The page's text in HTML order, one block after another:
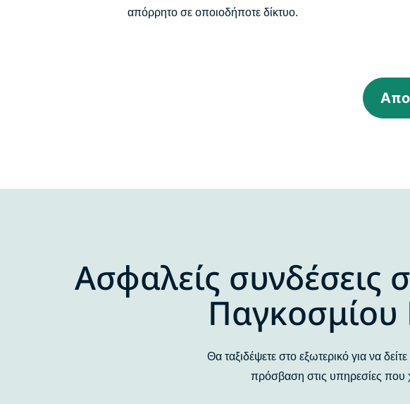
απόρρητο σε οποιοδήποτε δίκτυο.
Ασφαλείς συνδέσεις
Παγκοσμίου
Θα ταξιδέψετε στο εξωτερικό για να
πρόσβαση στις υπηρεσίες που